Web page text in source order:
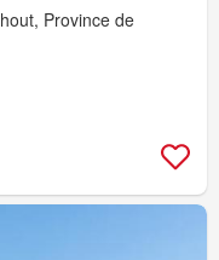
Province de